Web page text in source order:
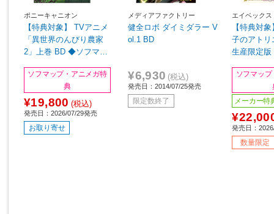
ポニーキャニオン
【特典対象】 TVアニメ
「異世界のんびり農家
2」上巻 BD ◆ソフマッ
入特典「上下巻収納BO
X・B2タペストリー（キ
ービジュアル絵柄）」
ソフマップ・アニメガ特
典
¥19,800 (税込)
発売日：2026/07/29発売
お取り寄せ
メディアファクトリー
健全ロボ ダイミダラー V
ol.1 BD
¥6,930 (税込)
発売日：2014/07/25発売
限定数終了
エイベック
【特典対
子のアト
生産限定
購入特典
＆缶バッ
7mm)」
ソフマッ
メーカー特
発売日：
数量限定